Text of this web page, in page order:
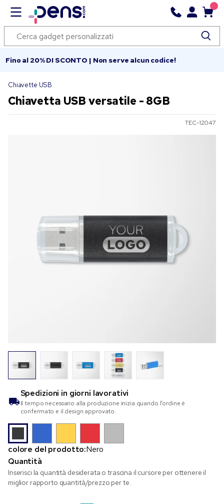
Fino al 20% DI SCONTO | Non serve alcun codice!
Chiavette USB
Chiavetta USB versatile - 8GB
TEC-12047
Spedizioni in giorni lavorativi
Il tempo necessario alla produzione inizia quando l’ordine è
confermato e il design approvato.
colore del prodotto:Nero
Quantità
Inserisci la quantità desiderata o trascina il cursore per ottenere il
miglior rapporto quantità/prezzo per te.